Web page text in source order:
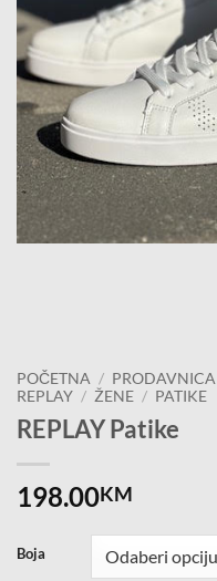
POČETNA / PRODAVNICA
REPLAY / ŽENE / PATIKE
REPLAY Patike
198.00KM
Boja